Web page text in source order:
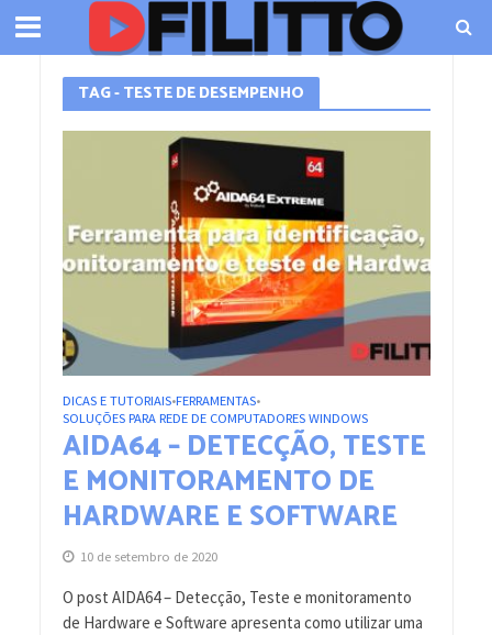
TAG - TESTE DE DESEMPENHO
DICAS E TUTORIAIS•FERRAMENTAS•
SOLUÇÕES PARA REDE DE COMPUTADORES WINDOWS
AIDA64 – DETECÇÃO, TESTE
E MONITORAMENTO DE
HARDWARE E SOFTWARE
10 de setembro de 2020
O post AIDA64 – Detecção, Teste e monitoramento
de Hardware e Software apresenta como utilizar uma